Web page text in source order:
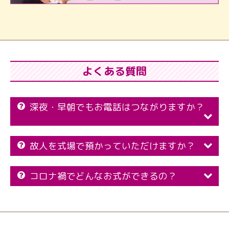
よくある質問
深夜・早朝でもお電話はつながりますか？
故人を式場で預かっていただけますか？
コロナ禍でどんなお式ができるの？